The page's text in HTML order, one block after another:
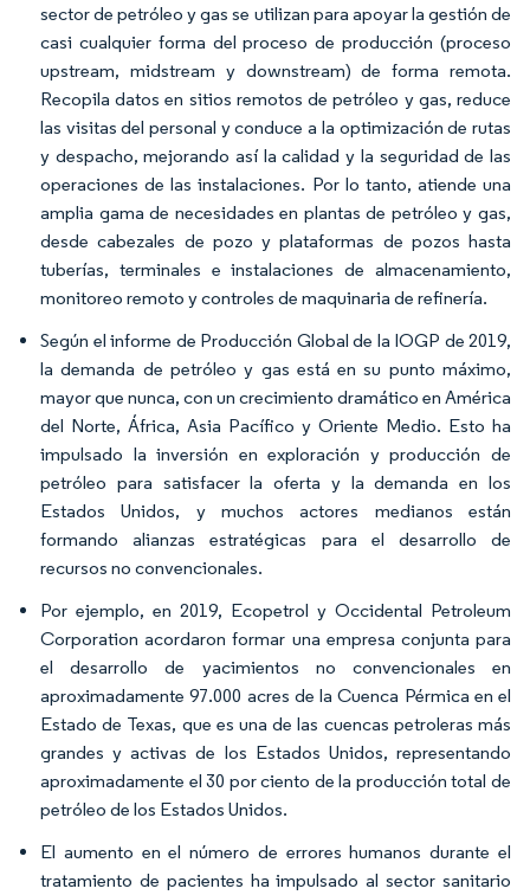
sector de petróleo y gas se utilizan para apoyar la gestión de
casi cualquier forma del proceso de producción (proceso
upstream, midstream y downstream) de forma remota.
Recopila datos en sitios remotos de petróleo y gas, reduce
las visitas del personal y conduce a la optimización de rutas
y despacho, mejorando así la calidad y la seguridad de las
operaciones de las instalaciones. Por lo tanto, atiende una
amplia gama de necesidades en plantas de petróleo y gas,
desde cabezales de pozo y plataformas de pozos hasta
tuberías, terminales e instalaciones de almacenamiento,
monitoreo remoto y controles de maquinaria de refinería.
Según el informe de Producción Global de la IOGP de 2019,
la demanda de petróleo y gas está en su punto máximo,
mayor que nunca, con un crecimiento dramático en América
del Norte, África, Asia Pacífico y Oriente Medio. Esto ha
impulsado la inversión en exploración y producción de
petróleo para satisfacer la oferta y la demanda en los
Estados Unidos, y muchos actores medianos están
formando alianzas estratégicas para el desarrollo de
recursos no convencionales.
Por ejemplo, en 2019, Ecopetrol y Occidental Petroleum
Corporation acordaron formar una empresa conjunta para
el desarrollo de yacimientos no convencionales en
aproximadamente 97.000 acres de la Cuenca Pérmica en el
Estado de Texas, que es una de las cuencas petroleras más
grandes y activas de los Estados Unidos, representando
aproximadamente el 30 por ciento de la producción total de
petróleo de los Estados Unidos.
El aumento en el número de errores humanos durante el
tratamiento de pacientes ha impulsado al sector sanitario